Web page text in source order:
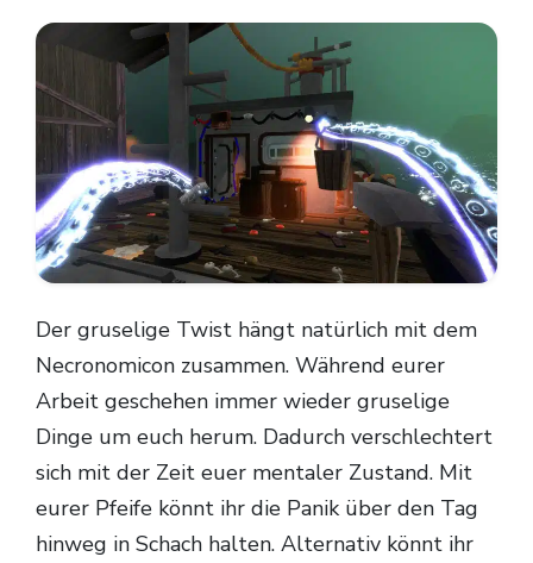
Der gruselige Twist hängt natürlich mit dem
Necronomicon zusammen. Während eurer
Arbeit geschehen immer wieder gruselige
Dinge um euch herum. Dadurch verschlechtert
sich mit der Zeit euer mentaler Zustand. Mit
eurer Pfeife könnt ihr die Panik über den Tag
hinweg in Schach halten. Alternativ könnt ihr